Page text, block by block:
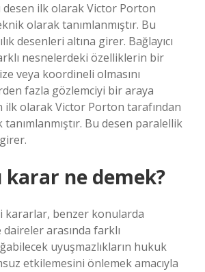
ilk olarak Victor Porton
olarak tanımlanmıştır. Bu
desenleri altına girer. Bağlayıcı
nesnelerdeki özelliklerin bir
veya koordineli olmasını
fazla gözlemciyi bir araya
ilk olarak Victor Porton tarafından
Bu desen paralellik
karar ne demek?
kararlar, benzer konularda
daireler arasında farklı
uyuşmazlıkların hukuk
etkilemesini önlemek amacıyla